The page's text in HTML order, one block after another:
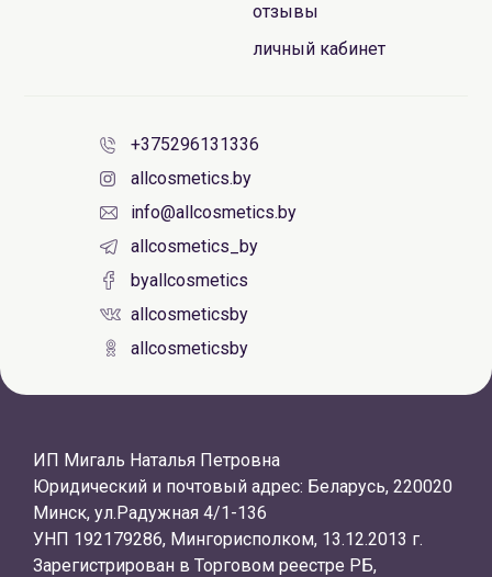
отзывы
личный кабинет
+375296131336
allcosmetics.by
info@allcosmetics.by
allcosmetics_by
byallcosmetics
allcosmeticsby
allcosmeticsby
ИП Мигаль Наталья Петровна
Юридический и почтовый адрес: Беларусь, 220020
Минск, ул.Радужная 4/1-136
УНП 192179286, Мингорисполком, 13.12.2013 г.
Зарегистрирован в Торговом реестре РБ,